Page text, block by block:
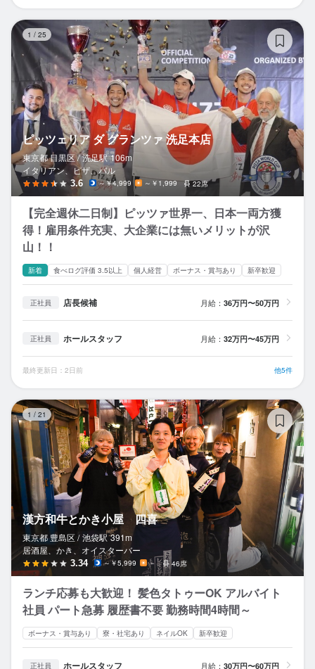
1 / 25
ピッツェリア ダ グランツァ 洗足本店
東京都 目黒区 / 洗足駅 106m
イタリアン、ピザ、バル
3.6 ～￥4,999 ～￥1,999 22席
【完全週休二日制】ピッツァ世界一、日本一両方獲
得！雇用条件充実、大企業には無いメリットが沢
山！！
新着 食べログ評価 3.5以上 個人経営 ボーナス・賞与あり 新卒歓迎
正社員 店長候補 月給： 36万円〜50万円
正社員 ホールスタッフ 月給： 32万円〜45万円
最終更新日：2日前 他5件
1 / 21
漢方和牛とかき小屋 四喜
東京都 豊島区 / 池袋駅 391m
居酒屋、かき、オイスターバー
3.34 ～￥5,999 － 46席
ランチ応募も大歓迎！ 髪色タトゥーOK アルバイト
社員 パート急募 履歴書不要 勤務時間4時間～
ボーナス・賞与あり 寮・社宅あり ネイルOK 新卒歓迎
正社員 ホールスタッフ 月給： 30万円〜60万円